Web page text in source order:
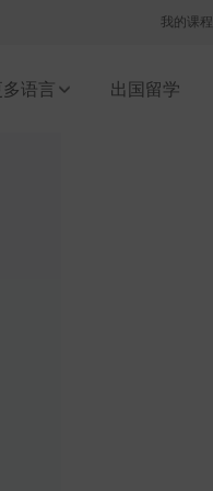
我的课程
语言 出国留学